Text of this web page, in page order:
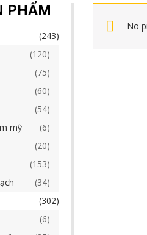
PHẨM
243
120
75
60
54
mỹ
6
20
153
34
302
6
No